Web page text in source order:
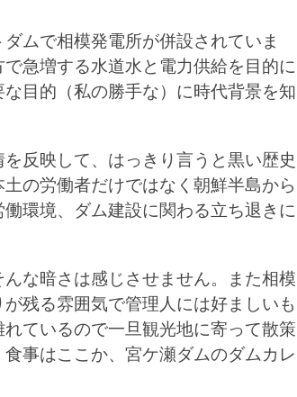
ムで相模発電所が併設されていま
急増する水道水と電力供給を目的に
目的（私の勝手な）に時代背景を知
反映して、はっきり言うと黒い歴史
の労働者だけではなく朝鮮半島から
環境、ダム建設に関わる立ち退きに
な暗さは感じさせません。また相模
残る雰囲気で管理人には好ましいも
ているので一旦観光地に寄って散策
事はここか、宮ケ瀬ダムのダムカレ